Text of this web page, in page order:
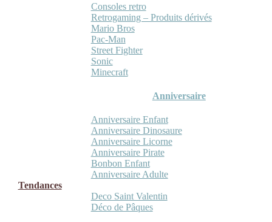
Consoles retro
Retrogaming – Produits dérivés
Mario Bros
Pac-Man
Street Fighter
Sonic
Minecraft
Anniversaire
Anniversaire Enfant
Anniversaire Dinosaure
Anniversaire Licorne
Anniversaire Pirate
Bonbon Enfant
Anniversaire Adulte
Tendances
Deco Saint Valentin
Déco de Pâques